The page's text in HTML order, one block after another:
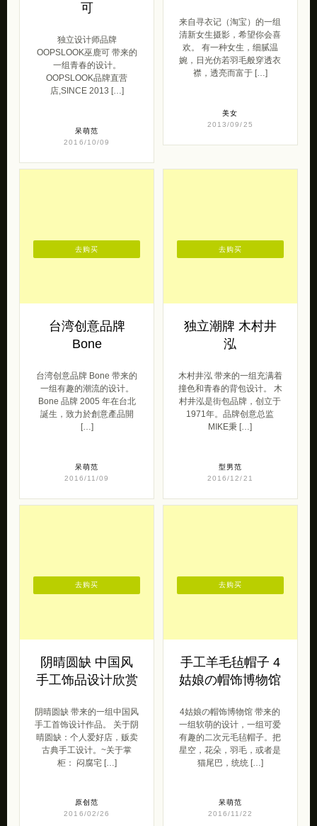
可
独立设计师品牌
OOPSLOOK巫鹿可 带来的
一组青春的设计。
OOPSLOOK品牌直营
店,SINCE 2013 […]
呆萌范
2016/10/09
来自寻衣记（淘宝）的一组
清新女生摄影，希望你会喜
欢。 有一种女生，细腻温
婉，日光仿若羽毛般穿透衣
襟，透亮而富于 […]
美女
2013/09/25
台湾创意品牌
Bone
台湾创意品牌 Bone 带来的
一组有趣的潮流的设计。
Bone 品牌 2005 年在台北
誕生，致力於創意產品開
[…]
呆萌范
2016/11/09
去购买
独立潮牌 木村井
泓
木村井泓 带来的一组充满着
撞色和青春的背包设计。 木
村井泓是街包品牌，创立于
1971年。品牌创意总监
MIKE秉 […]
型男范
2016/12/21
去购买
阴晴圆缺 中国风
手工饰品设计欣赏
阴晴圆缺 带来的一组中国风
手工首饰设计作品。 关于阴
晴圆缺：个人爱好店，贩卖
古典手工设计。~关于掌
柜： 闷腐宅 […]
原创范
2016/02/26
去购买
手工羊毛毡帽子 4
姑娘の帽饰博物馆
4姑娘の帽饰博物馆 带来的
一组软萌的设计，一组可爱
有趣的二次元毛毡帽子。把
星空，花朵，羽毛，或者是
猫尾巴，统统 […]
呆萌范
2016/11/22
去购买